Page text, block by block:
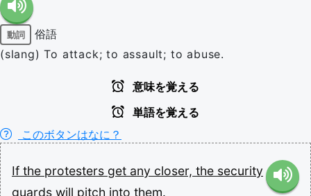
動詞
俗語
(slang) To attack; to assault; to abuse.
意味を覚える
単語を覚える
このボタンはなに？
If the protesters get any closer, the security
guards will pitch into them.